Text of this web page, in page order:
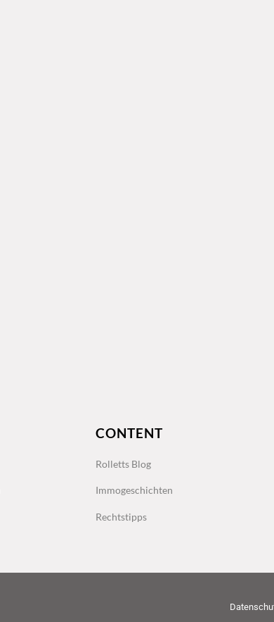
CONTENT
Rolletts Blog
Immogeschichten
Rechtstipps